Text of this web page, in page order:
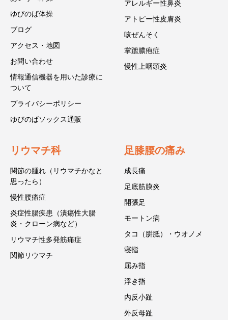
ゆびのば体操
ブログ
アクセス・地図
お問い合わせ
情報通信機器を用いた診療に
ついて
プライバシーポリシー
ゆびのばソックス通販
アレルギー性鼻炎
アトピー性皮膚炎
咳ぜんそく
掌蹠膿疱症
慢性上咽頭炎
リウマチ科
関節の腫れ（リウマチかなと
思ったら）
慢性腰痛症
炎症性腸疾患（潰瘍性大腸
炎・クローン病など）
リウマチ性多発筋痛症
関節リウマチ
足膝腰の痛み
成長痛
足底筋膜炎
開張足
モートン病
タコ（胼胝）・ウオノメ
寝指
屈み指
浮き指
内反小趾
外反母趾